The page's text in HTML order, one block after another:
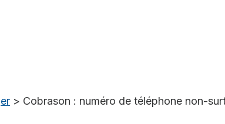
> Cobrason : numéro de téléphone non-